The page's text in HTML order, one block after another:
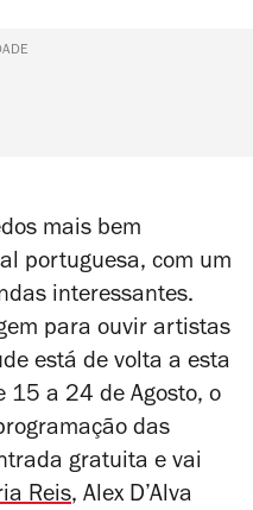
mais bem
portuguesa, com um
interessantes.
para ouvir artistas
está de volta a esta
15 a 24 de Agosto, o
das
gratuita e vai
Reis, Alex D’Alva